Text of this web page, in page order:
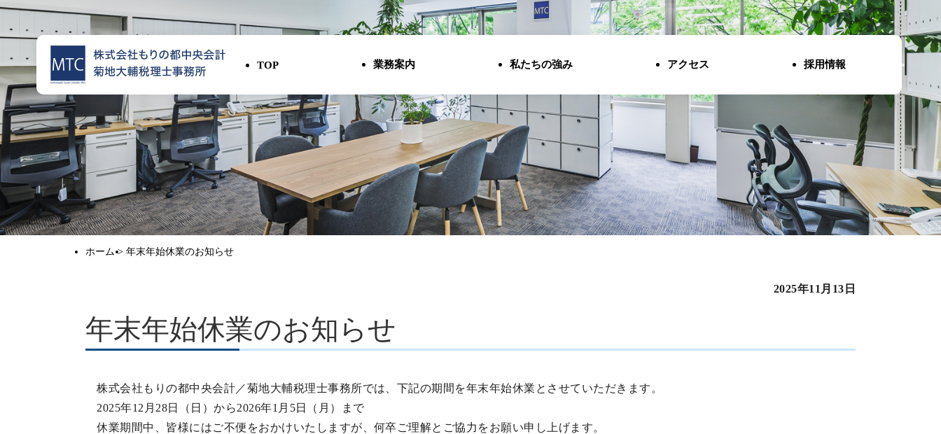
TOP 業務案内 私たちの強み アクセス 採用情報
ホーム> 年末年始休業のお知らせ
2025年11月13日
年末年始休業のお知らせ
株式会社もりの都中央会計／菊地大輔税理士事務所では、下記の期間を年末年始休業とさせていただきます。
2025年12月28日（日）から2026年1月5日（月）まで
休業期間中、皆様にはご不便をおかけいたしますが、何卒ご理解とご協力をお願い申し上げます。